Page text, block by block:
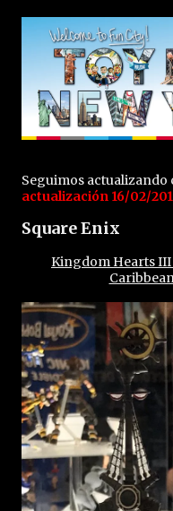
Seguimos actualizando
actualización 16/02/
Square Enix
Kingdom Hearts